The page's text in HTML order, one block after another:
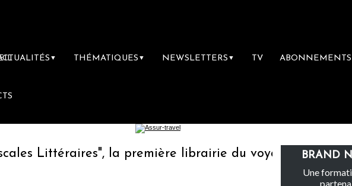
▼ THÉMATIQUES ▼ NEWSLETTERS ▼ TV ABONNEMENTS
Littéraires", la première librairie du voyage Le
BRAND
Une